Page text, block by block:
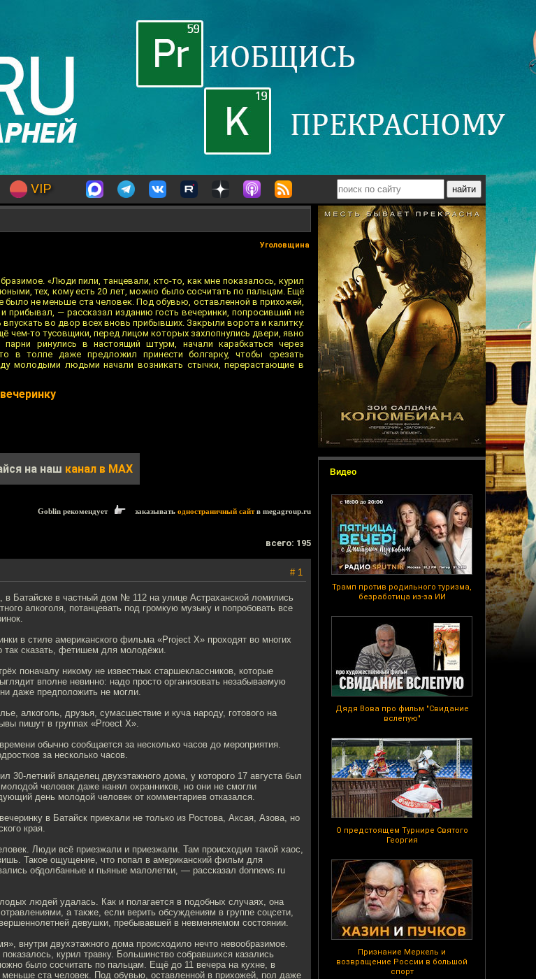
VIP
Видео
Трамп против родильного туризма,
безработица из-за ИИ
Дядя Вова про фильм "Свидание
вслепую"
О предстоящем Турнире Святого
Георгия
Признание Меркель и
возвращение России в большой
спорт
Уголовщина
«Люди пили, танцевали, кто-то, как мне показалось, курил
тех, кому есть 20 лет, можно было сосчитать по пальцам. Ещё
было не меньше ста человек. Под обувью, оставленной в прихожей,
— рассказал изданию гость вечеринки, попросивший не
во двор всех вновь прибывших. Закрыли ворота и калитку.
чем-то тусовщики, перед лицом которых захлопнулись двери, явно
ринулись в настоящий штурм, начали карабкаться через
в толпе даже предложил принести болгарку, чтобы срезать
молодыми людьми начали возникать стычки, перерастающие в
на наш канал в MAX
Goblin рекомендует заказывать одностраничный сайтв megagroup.ru
всего: 195
# 1
в Батайске в частный дом № 112 на улице Астраханской ломились
алкоголя, потанцевать под громкую музыку и попробовать все
в стиле американского фильма «Project X» проходят во многих
так сказать, фетишем для молодёжи.
поначалу никому не известных старшеклассников, которые
вполне невинно: надо просто организовать незабываемую
даже предположить не могли.
алкоголь, друзья, сумасшествие и куча народу, готового на
пишут в группах «Proect X».
обычно сообщается за несколько часов до мероприятия.
за несколько часов.
30-летний владелец двухэтажного дома, у которого 17 августа был
человек даже нанял охранников, но они не смогли
день молодой человек от комментариев отказался.
в Батайск приехали не только из Ростова, Аксая, Азова, но
края.
Люди всё приезжали и приезжали. Там происходил такой хаос,
Такое ощущение, что попал в американский фильм для
обдолбанные и пьяные малолетки, — рассказал donnews.ru
людей удалась. Как и полагается в подобных случаях, она
а также, если верить обсуждениям в группе соцсети,
девушки, пребывавшей в невменяемом состоянии.
внутри двухэтажного дома происходило нечто невообразимое.
курил травку. Большинство собравшихся казались
было сосчитать по пальцам. Ещё до 11 вечера на кухне, в
ста человек. Под обувью, оставленной в прихожей, пол даже